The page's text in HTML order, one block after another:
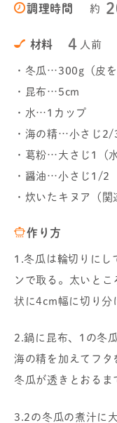
調理時間 約
材料 4 人前
・冬瓜…300g（皮を
・昆布…5cm
・水…1カップ
・海の精…小さじ2/
・葛粉…大さじ1（
・醤油…小さじ1/2
・炊いたキヌア（
作り方
1.冬瓜は輪切りにし
ンで取る。太いと
状に4cm幅に切り分
2.鍋に昆布、1の冬
海の精を加えてフ
冬瓜が透きとおるま
3.2の冬瓜の煮汁に